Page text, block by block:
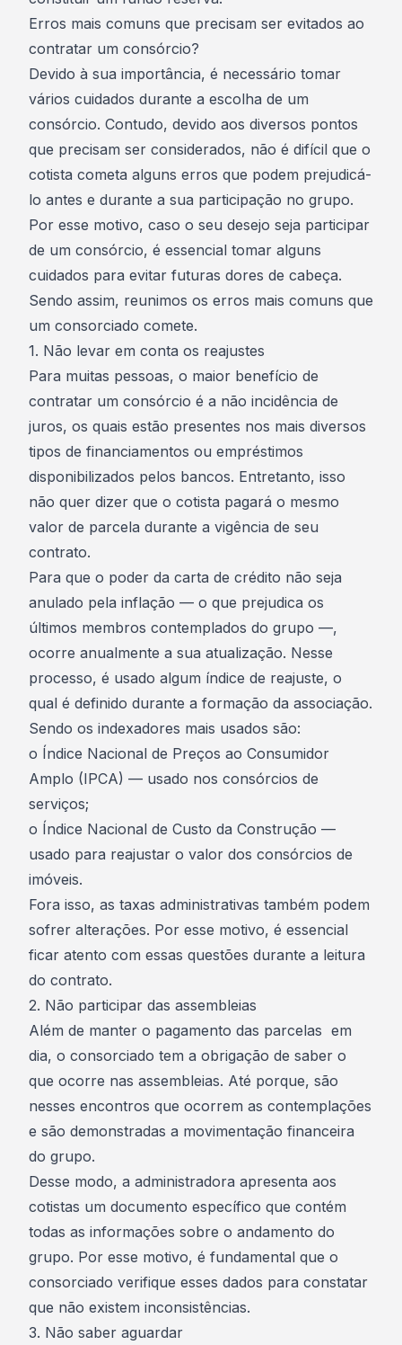
Erros mais comuns que precisam ser evitados ao
contratar um consórcio?
Devido à sua importância, é necessário tomar
vários cuidados durante a escolha de um
consórcio. Contudo, devido aos diversos pontos
que precisam ser considerados, não é difícil que o
cotista cometa alguns erros que podem prejudicá-
lo antes e durante a sua participação no grupo.
Por esse motivo, caso o seu desejo seja participar
de um consórcio, é essencial tomar alguns
cuidados para evitar futuras dores de cabeça.
Sendo assim, reunimos os erros mais comuns que
um consorciado comete.
1. Não levar em conta os reajustes
Para muitas pessoas, o maior benefício de
contratar um consórcio é a não incidência de
juros, os quais estão presentes nos mais diversos
tipos de financiamentos ou empréstimos
disponibilizados pelos bancos. Entretanto, isso
não quer dizer que o cotista pagará o mesmo
valor de parcela durante a vigência de seu
contrato.
Para que o poder da carta de crédito não seja
anulado pela inflação — o que prejudica os
últimos membros contemplados do grupo —,
ocorre anualmente a sua atualização. Nesse
processo, é usado algum índice de reajuste, o
qual é definido durante a formação da associação.
Sendo os indexadores mais usados são:
o Índice Nacional de Preços ao Consumidor
Amplo (IPCA) — usado nos consórcios de
serviços;
o Índice Nacional de Custo da Construção —
usado para reajustar o valor dos consórcios de
imóveis.
Fora isso, as taxas administrativas também podem
sofrer alterações. Por esse motivo, é essencial
ficar atento com essas questões durante a leitura
do contrato.
2. Não participar das assembleias
Além de manter o pagamento das parcelas em
dia, o consorciado tem a obrigação de saber o
que ocorre nas assembleias. Até porque, são
nesses encontros que ocorrem as contemplações
e são demonstradas a movimentação financeira
do grupo.
Desse modo, a administradora apresenta aos
cotistas um documento específico que contém
todas as informações sobre o andamento do
grupo. Por esse motivo, é fundamental que o
consorciado verifique esses dados para constatar
que não existem inconsistências.
3. Não saber aguardar